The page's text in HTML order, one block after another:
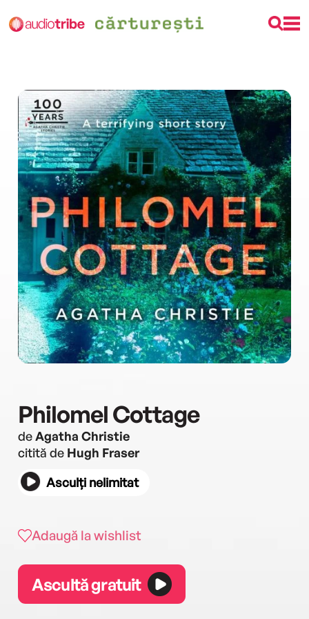
Philomel Cottage
deAgatha Christie
citită de Hugh Fraser
Asculți nelimitat
Adaugă la wishlist
Ascultă gratuit